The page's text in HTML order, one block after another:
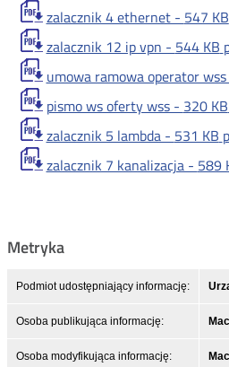
zalacznik 4 ethernet - 547 KB
zalacznik 12 ip vpn - 544 KB
umowa ramowa operator
pismo ws oferty wss - 320 KB
zalacznik 5 lambda - 531 KB
zalacznik 7 kanalizacja - 589
Metryka
Podmiot udostępniający informację:
Osoba publikująca informację:
Osoba modyfikująca informację: